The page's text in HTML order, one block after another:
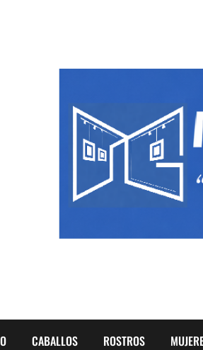
CABALLOS ROSTROS
Pintores de Paisajes Famosos, Arte al Óleo